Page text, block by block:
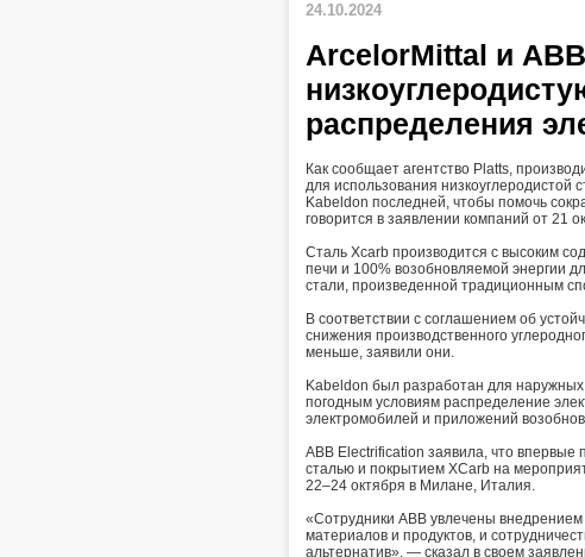
24.10.2024
ArcelorMittal и
распределения
Как сообщает агентство Platts,
для использования низкоуглеродистой
Kabeldon последней, чтобы помочь
говорится в заявлении компаний от 21
Сталь Xcarb производится с высоким
печи и 100% возобновляемой энергии
стали, произведенной традиционным
В соответствии с соглашением об
снижения производственного
меньше, заявили они.
Kabeldon был разработан для
погодным условиям распределение
электромобилей и приложений
ABB Electrification заявила, что
сталью и покрытием XCarb на
22–24 октября в Милане, Италия.
«Сотрудники ABB увлечены
материалов и продуктов, и
альтернатив», — сказал в своем